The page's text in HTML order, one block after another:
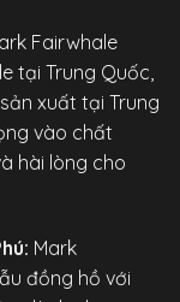
Fairwhale
tại Trung Quốc,
xuất tại Trung
vào chất
hài lòng cho
Mark
đồng hồ với